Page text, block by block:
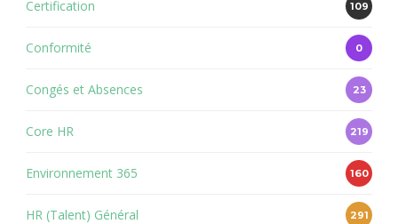
Certification 109
Conformité 0
Congés et Absences 23
Core HR 219
Environnement 365 160
HR (Talent) Général 291